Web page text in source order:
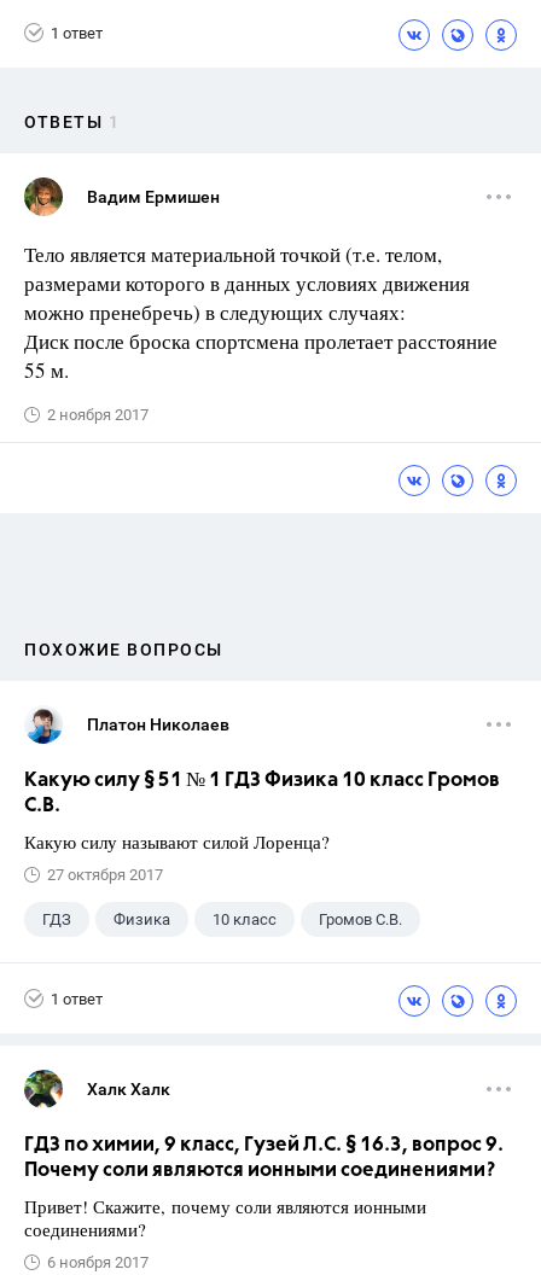
1 ответ
ОТВЕТЫ 1
Вадим Ермишен
Тело является материальной точкой (т.е. телом,
размерами которого в данных условиях движения
можно пренебречь) в следующих случаях:
Диск после броска спортсмена пролетает расстояние
55 м.
2 ноября 2017
ПОХОЖИЕ ВОПРОСЫ
Платон Николаев
Какую силу § 51 № 1 ГДЗ Физика 10 класс Громов
С.В.
Какую силу называют силой Лоренца?
27 октября 2017
ГДЗ Физика 10 класс Громов С.В.
1 ответ
Халк Халк
ГДЗ по химии, 9 класс, Гузей Л.С. § 16.3, вопрос 9.
Почему соли являются ионными соединениями?
Привет! Скажите, почему соли являются ионными
соединениями?
6 ноября 2017